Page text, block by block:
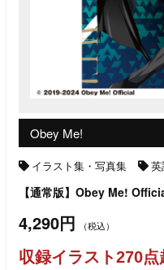
Obey Me!
イラスト集・写真集 英
【通常版】Obey Me!
4,290円 （税込）
収録イラスト270点